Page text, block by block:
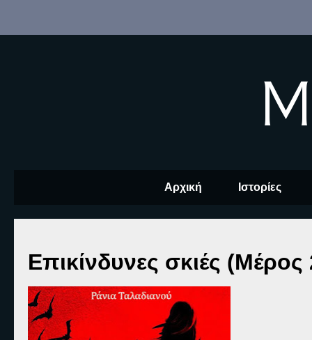
Αρχική Ιστορίες
Επικίνδυνες σκιές